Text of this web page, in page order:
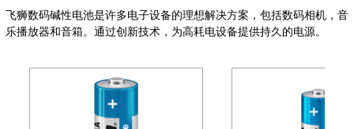
飞狮数码碱性电池是许多电子设备的理想解决方案，包括数码相机，音
乐播放器和音箱。 通过创新技术，为高耗电设备提供持久的电源。